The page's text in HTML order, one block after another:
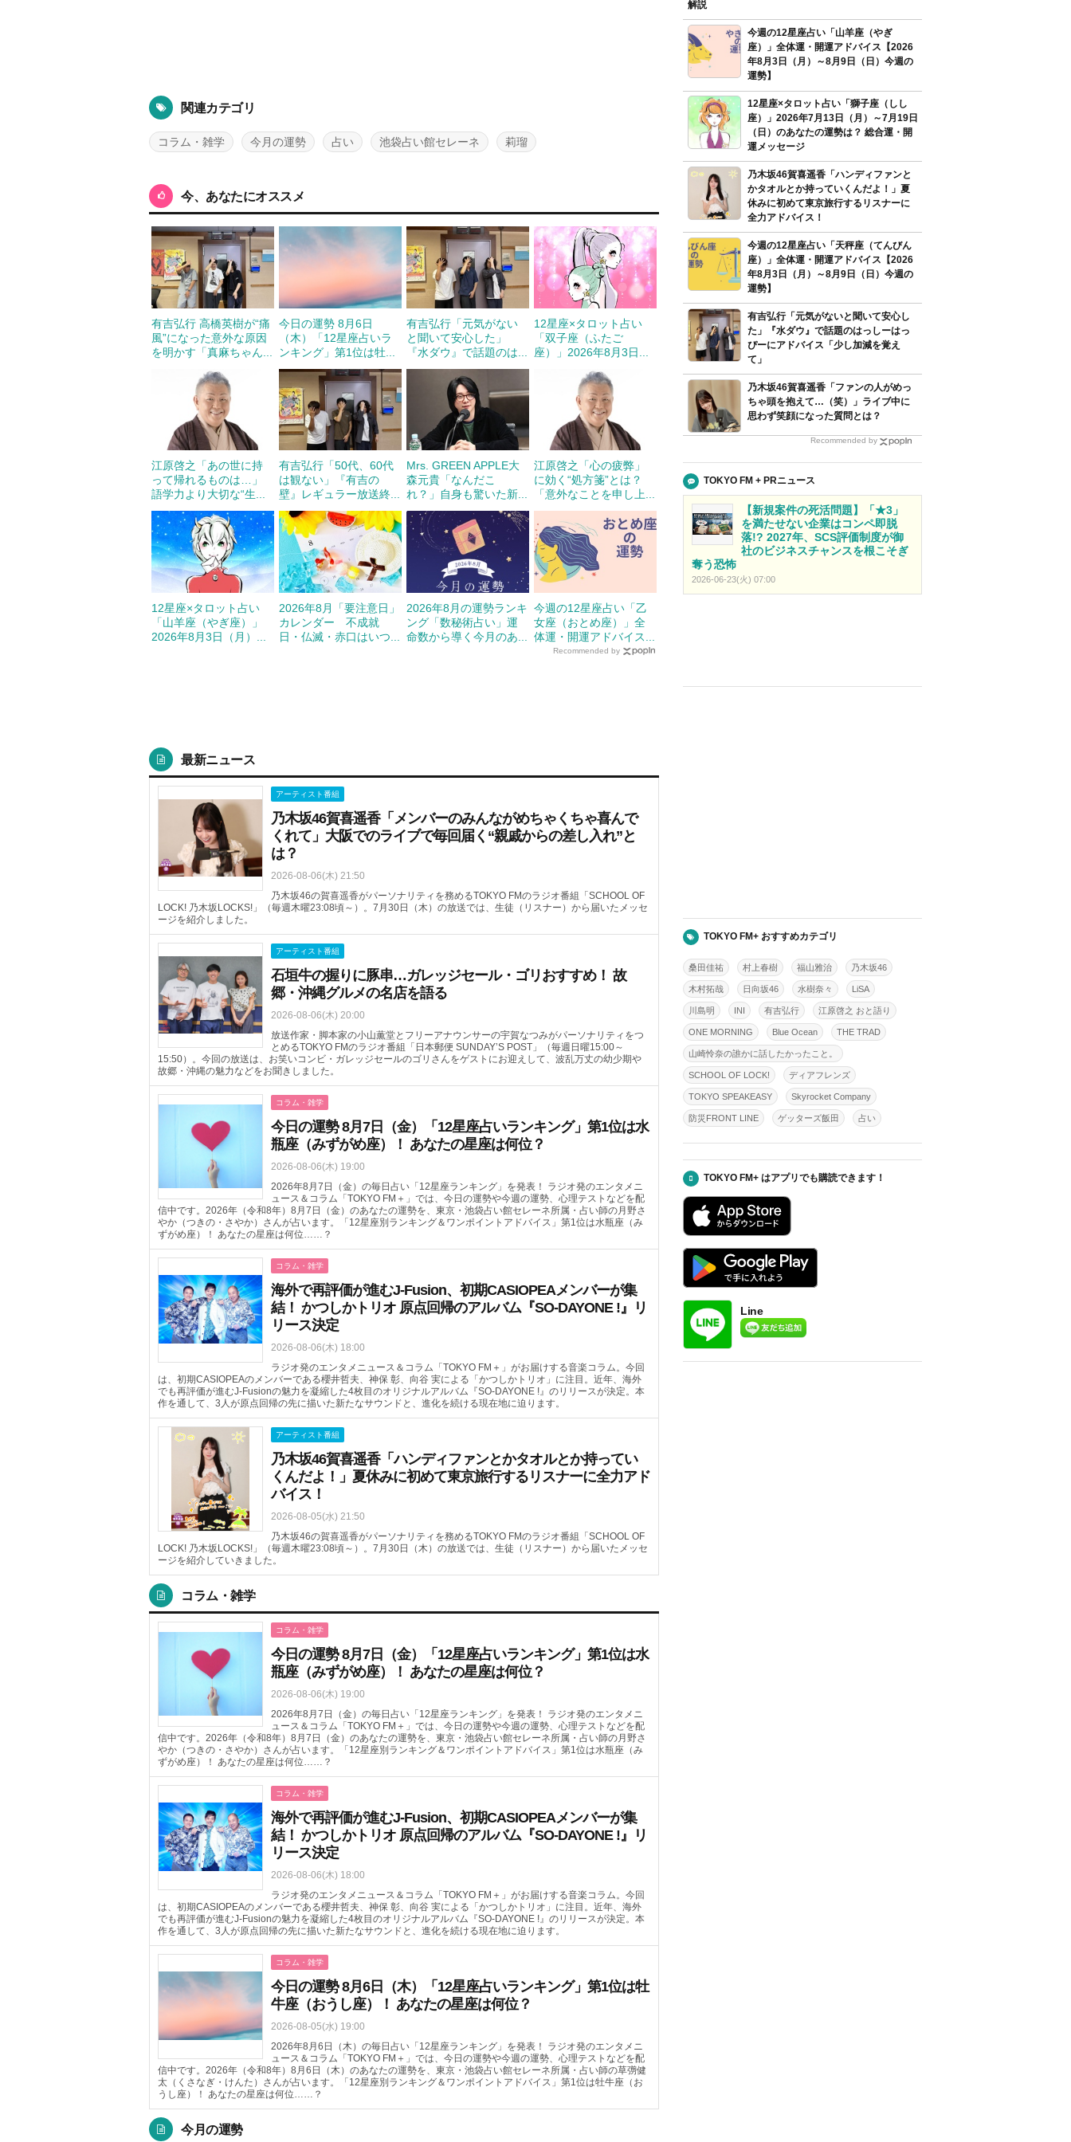
関連カテゴリ
コラム・雑学 今月の運勢 占い 池袋占い館セレーネ 莉瑠
今、あなたにオススメ
有吉弘行 高橋英樹が“痛
風”になった意外な原因
を明かす「真麻ちゃん...
今日の運勢 8月6日
（木）「12星座占いラ
ンキング」第1位は牡...
有吉弘行「元気がない
と聞いて安心した」
『水ダウ』で話題のは...
12星座×タロット占い
「双子座（ふたご
座）」2026年8月3日...
江原啓之「あの世に持
って帰れるものは…」
語学力より大切な“生...
有吉弘行「50代、60代
は観ない」『有吉の
壁』レギュラー放送終...
Mrs. GREEN APPLE大
森元貴「なんだこ
れ？」自身も驚いた新...
江原啓之「心の疲弊」
に効く“処方箋”とは？
「意外なことを申し上...
12星座×タロット占い
「山羊座（やぎ座）」
2026年8月3日（月）...
2026年8月「要注意日」
カレンダー 不成就
日・仏滅・赤口はいつ...
2026年8月の運勢ランキ
ング「数秘術占い」運
命数から導く今月のあ...
今週の12星座占い「乙
女座（おとめ座）」全
体運・開運アドバイス...
Recommended by
最新ニュース
アーティスト番組
乃木坂46賀喜遥香「メンバーのみんながめちゃくちゃ喜んで
くれて」大阪でのライブで毎回届く“親戚からの差し入れ”と
は？
2026-08-06(木) 21:50
乃木坂46の賀喜遥香がパーソナリティを務めるTOKYO FMのラジオ番組「SCHOOL OF
LOCK! 乃木坂LOCKS!」（毎週木曜23:08頃～）。7月30日（木）の放送では、生徒（リスナー）から届いたメッセ
ージを紹介しました。
アーティスト番組
石垣牛の握りに豚串…ガレッジセール・ゴリおすすめ！ 故
郷・沖縄グルメの名店を語る
2026-08-06(木) 20:00
放送作家・脚本家の小山薫堂とフリーアナウンサーの宇賀なつみがパーソナリティをつ
とめるTOKYO FMのラジオ番組「日本郵便 SUNDAY’S POST」（毎週日曜15:00～
15:50）。今回の放送は、お笑いコンビ・ガレッジセールのゴリさんをゲストにお迎えして、波乱万丈の幼少期や
故郷・沖縄の魅力などをお聞きしました。
コラム・雑学
今日の運勢 8月7日（金）「12星座占いランキング」第1位は水
瓶座（みずがめ座）！ あなたの星座は何位？
2026-08-06(木) 19:00
2026年8月7日（金）の毎日占い「12星座ランキング」を発表！ ラジオ発のエンタメニ
ュース＆コラム「TOKYO FM＋」では、今日の運勢や今週の運勢、心理テストなどを配
信中です。2026年（令和8年）8月7日（金）のあなたの運勢を、東京・池袋占い館セレーネ所属・占い師の月野さ
やか（つきの・さやか）さんが占います。「12星座別ランキング＆ワンポイントアドバイス」第1位は水瓶座（み
ずがめ座）！ あなたの星座は何位……？
コラム・雑学
海外で再評価が進むJ-Fusion、初期CASIOPEAメンバーが集
結！ かつしかトリオ 原点回帰のアルバム『SO-DAYONE !』リ
リース決定
2026-08-06(木) 18:00
ラジオ発のエンタメニュース＆コラム「TOKYO FM＋」がお届けする音楽コラム。今回
は、初期CASIOPEAのメンバーである櫻井哲夫、神保 彰、向谷 実による「かつしかトリオ」に注目。近年、海外
でも再評価が進むJ-Fusionの魅力を凝縮した4枚目のオリジナルアルバム『SO-DAYONE !』のリリースが決定。本
作を通して、3人が原点回帰の先に描いた新たなサウンドと、進化を続ける現在地に迫ります。
アーティスト番組
乃木坂46賀喜遥香「ハンディファンとかタオルとか持ってい
くんだよ！」夏休みに初めて東京旅行するリスナーに全力アド
バイス！
2026-08-05(水) 21:50
乃木坂46の賀喜遥香がパーソナリティを務めるTOKYO FMのラジオ番組「SCHOOL OF
LOCK! 乃木坂LOCKS!」（毎週木曜23:08頃～）。7月30日（木）の放送では、生徒（リスナー）から届いたメッセ
ージを紹介していきました。
コラム・雑学
コラム・雑学
今日の運勢 8月7日（金）「12星座占いランキング」第1位は水
瓶座（みずがめ座）！ あなたの星座は何位？
2026-08-06(木) 19:00
2026年8月7日（金）の毎日占い「12星座ランキング」を発表！ ラジオ発のエンタメニ
ュース＆コラム「TOKYO FM＋」では、今日の運勢や今週の運勢、心理テストなどを配
信中です。2026年（令和8年）8月7日（金）のあなたの運勢を、東京・池袋占い館セレーネ所属・占い師の月野さ
やか（つきの・さやか）さんが占います。「12星座別ランキング＆ワンポイントアドバイス」第1位は水瓶座（み
ずがめ座）！ あなたの星座は何位……？
コラム・雑学
海外で再評価が進むJ-Fusion、初期CASIOPEAメンバーが集
結！ かつしかトリオ 原点回帰のアルバム『SO-DAYONE !』リ
リース決定
2026-08-06(木) 18:00
ラジオ発のエンタメニュース＆コラム「TOKYO FM＋」がお届けする音楽コラム。今回
は、初期CASIOPEAのメンバーである櫻井哲夫、神保 彰、向谷 実による「かつしかトリオ」に注目。近年、海外
でも再評価が進むJ-Fusionの魅力を凝縮した4枚目のオリジナルアルバム『SO-DAYONE !』のリリースが決定。本
作を通して、3人が原点回帰の先に描いた新たなサウンドと、進化を続ける現在地に迫ります。
コラム・雑学
今日の運勢 8月6日（木）「12星座占いランキング」第1位は牡
牛座（おうし座）！ あなたの星座は何位？
2026-08-05(水) 19:00
2026年8月6日（木）の毎日占い「12星座ランキング」を発表！ ラジオ発のエンタメニ
ュース＆コラム「TOKYO FM＋」では、今日の運勢や今週の運勢、心理テストなどを配
信中です。2026年（令和8年）8月6日（木）のあなたの運勢を、東京・池袋占い館セレーネ所属・占い師の草彅健
太（くさなぎ・けんた）さんが占います。「12星座別ランキング＆ワンポイントアドバイス」第1位は牡牛座（お
うし座）！ あなたの星座は何位……？
今月の運勢
解説
今週の12星座占い「山羊座（やぎ
座）」全体運・開運アドバイス【2026
年8月3日（月）～8月9日（日）今週の
運勢】
12星座×タロット占い「獅子座（しし
座）」2026年7月13日（月）～7月19日
（日）のあなたの運勢は？ 総合運・開
運メッセージ
乃木坂46賀喜遥香「ハンディファンと
かタオルとか持っていくんだよ！」夏
休みに初めて東京旅行するリスナーに
全力アドバイス！
今週の12星座占い「天秤座（てんびん
座）」全体運・開運アドバイス【2026
年8月3日（月）～8月9日（日）今週の
運勢】
有吉弘行「元気がないと聞いて安心し
た」『水ダウ』で話題のはっしーはっ
ぴーにアドバイス「少し加減を覚え
て」
乃木坂46賀喜遥香「ファンの人がめっ
ちゃ頭を抱えて…（笑）」ライブ中に
思わず笑顔になった質問とは？
Recommended by
TOKYO FM + PRニュース
【新規案件の死活問題】「★3」
を満たせない企業はコンペ即脱
落!? 2027年、SCS評価制度が御
社のビジネスチャンスを根こそぎ
奪う恐怖
2026-06-23(火) 07:00
TOKYO FM+ おすすめカテゴリ
桑田佳祐 村上春樹 福山雅治 乃木坂46
木村拓哉 日向坂46 水樹奈々 LiSA
川島明 INI 有吉弘行 江原啓之 おと語り
ONE MORNING Blue Ocean THE TRAD
山崎怜奈の誰かに話したかったこと。
SCHOOL OF LOCK! ディアフレンズ
TOKYO SPEAKEASY Skyrocket Company
防災FRONT LINE ゲッターズ飯田 占い
TOKYO FM+ はアプリでも購読できます！
Line